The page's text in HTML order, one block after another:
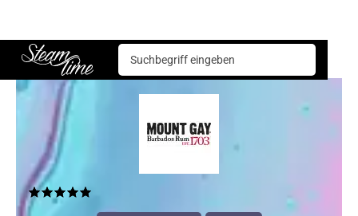
Steam time
Spirituosen Mount Gay Master Blender Collection #3 Port Cask Expression Rum 55% Vol. 700ml